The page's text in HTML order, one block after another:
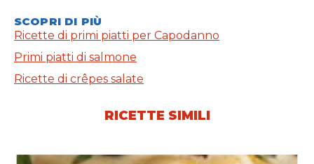
SCOPRI DI PIÙ
Ricette di primi piatti per Capodanno
Primi piatti di salmone
Ricette di crêpes salate
RICETTE SIMILI